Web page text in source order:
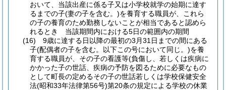
おいて、当該出産に係る子又は小学校就学の始期に達す
るまでの子(妻の子を含む。)を養育する職員が、これら
の子の養育のため勤務しないことが相当であると認めら
れるとき 当該期間内における5日の範囲内の期間
(16)
9歳に達する日以降の最初の3月31日までの間にある
子(配偶者の子を含む。以下この号において同じ。)を養
育する職員が、その子の看護等(負傷し、若しくは疾病に
かかった子の世話、疾病の予防を図るために必要なもの
として町長の定めるその子の世話若しくは学校保健安全
法(昭和33年法律第56号)第20条の規定による学校の休業